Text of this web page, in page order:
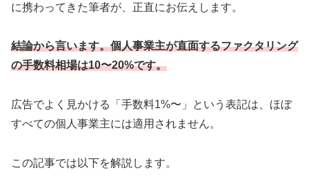
に携わってきた筆者が、正直にお伝えします。
結論から言います。個人事業主が直面するファクタリング
の手数料相場は10〜20%です。
広告でよく見かける「手数料1%〜」という表記は、ほぼ
すべての個人事業主には適用されません。
この記事では以下を解説します。